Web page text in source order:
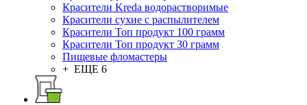
Красители Kreda водорастворимые
Красители сухие с распылителем
Красители Топ продукт 100 грамм
Красители Топ продукт 30 грамм
Пищевые фломастеры
+ ЕЩЕ 6